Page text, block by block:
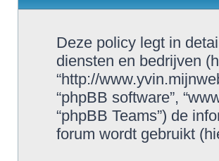
Deze policy legt in
diensten en bedrijven
“http://
“phpBB software”,
“phpBB Teams”) de
forum wordt gebruikt